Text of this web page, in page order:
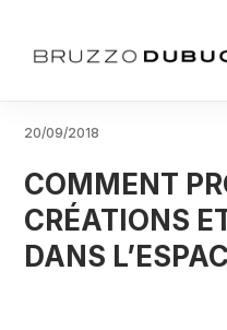
20/09/2018
COMMENT
CRÉATIONS
DANS